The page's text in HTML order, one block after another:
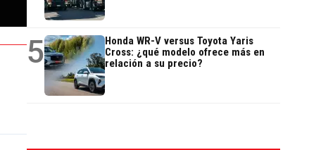
5
Honda WR-V versus Toyota Yaris
Cross: ¿qué modelo ofrece más en
relación a su precio?